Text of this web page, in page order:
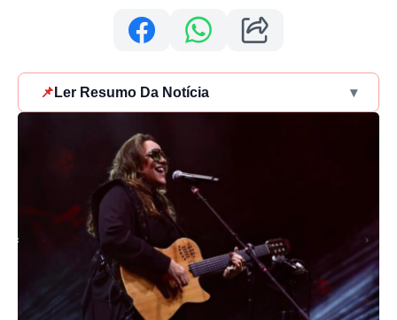
📌 Ler Resumo Da Notícia ▾